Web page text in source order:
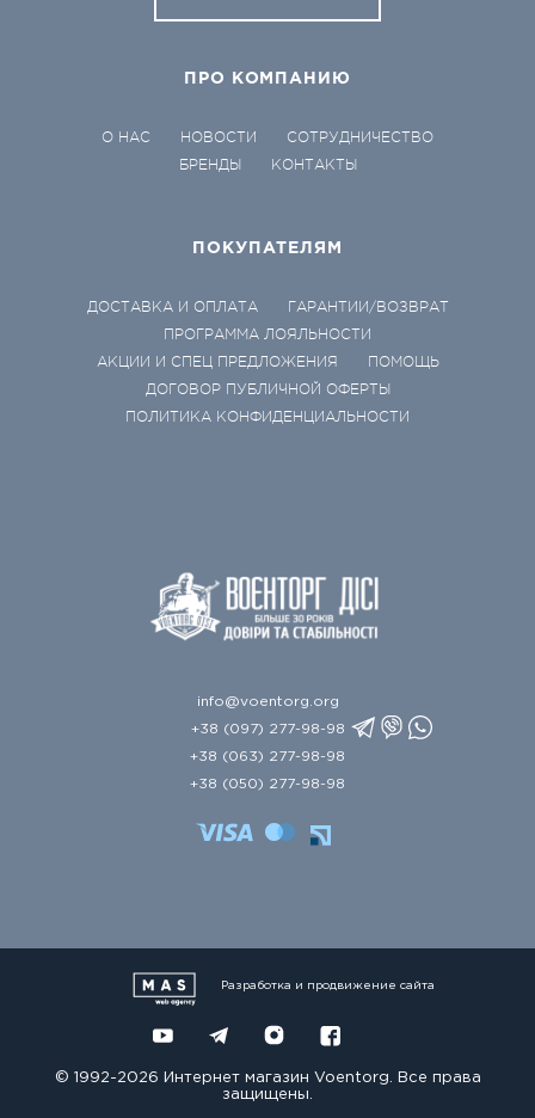
ПРО КОМПАНИЮ
О НАС НОВОСТИ
СОТРУДНИЧЕСТВО
БРЕНДЫ
КОНТАКТЫ
ПОКУПАТЕЛЯМ
ДОСТАВКА И ОПЛАТА
ГАРАНТИИ/ВОЗВРАТ
ПРОГРАММА ЛОЯЛЬНОСТИ
АКЦИИ И СПЕЦ ПРЕДЛОЖЕНИЯ
ПОМОЩЬ
ДОГОВОР ПУБЛИЧНОЙ ОФЕРТЫ
ПОЛИТИКА КОНФИДЕНЦИАЛЬНОСТИ
info@voentorg.org
+38 (097) 277-98-98
+38 (063) 277-98-98
+38 (050) 277-98-98
© 1992-2026 Интернет магазин Voentorg. Все права
защищены.
Разработка и продвижение сайта